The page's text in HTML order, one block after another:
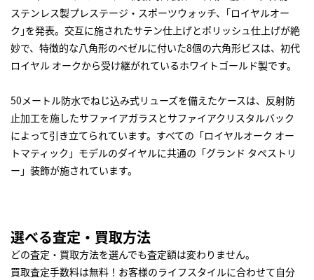
ステンレス製プレステージ・スポーツウォッチ、｢ロイヤルオー
ク｣を発表。交互に施されたサテン仕上げとポリッシュ仕上げが絶
妙で、特徴的な八角形のベゼルに付いた8個の六角形ビスは、初代
ロイヤル オークから受け継がれているホワイトゴールド製です。
50メートル防水でねじ込み式リューズを備えたケースは、反射防
止加工を施したサファイアガラスとサファイアクリスタルバック
によって引き立てられています。すべての「ロイヤルオーク オー
トマティック」モデルのダイヤルに共通の「グランド タペストリ
ー」装飾が施されています。
選べる査定・買取方法
どの査定・買取方法を選んでも査定額は変わりません。
買取査定手数料は無料！お客様のライフスタイルに合わせて自分